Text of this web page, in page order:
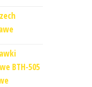
BTH-505